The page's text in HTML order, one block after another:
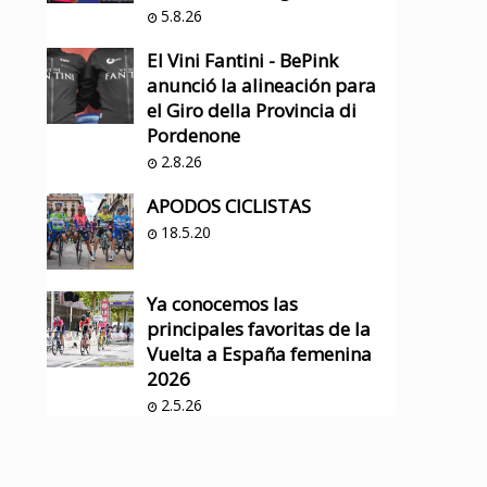
5.8.26
El Vini Fantini - BePink
anunció la alineación para
el Giro della Provincia di
Pordenone
2.8.26
APODOS CICLISTAS
18.5.20
Ya conocemos las
principales favoritas de la
Vuelta a España femenina
2026
2.5.26